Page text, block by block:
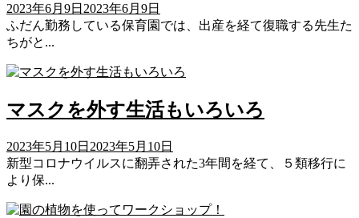
2023年6月9日 2023年6月9日
ふだん勤務している保育園では、出産を経て復職する先生た
ちがと...
マスクを外す生活もいろいろ
2023年5月10日 2023年5月10日
新型コロナウイルスに翻弄された3年間を経て、５類移行に
より保...